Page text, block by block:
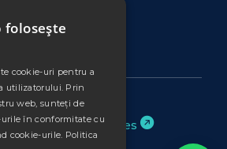
includ TVA.
deBinary Services
folosește
cookie-uri pentru a
utilizatorului. Prin
web, sunteți de
în conformitate cu
cookie-urile. Politica